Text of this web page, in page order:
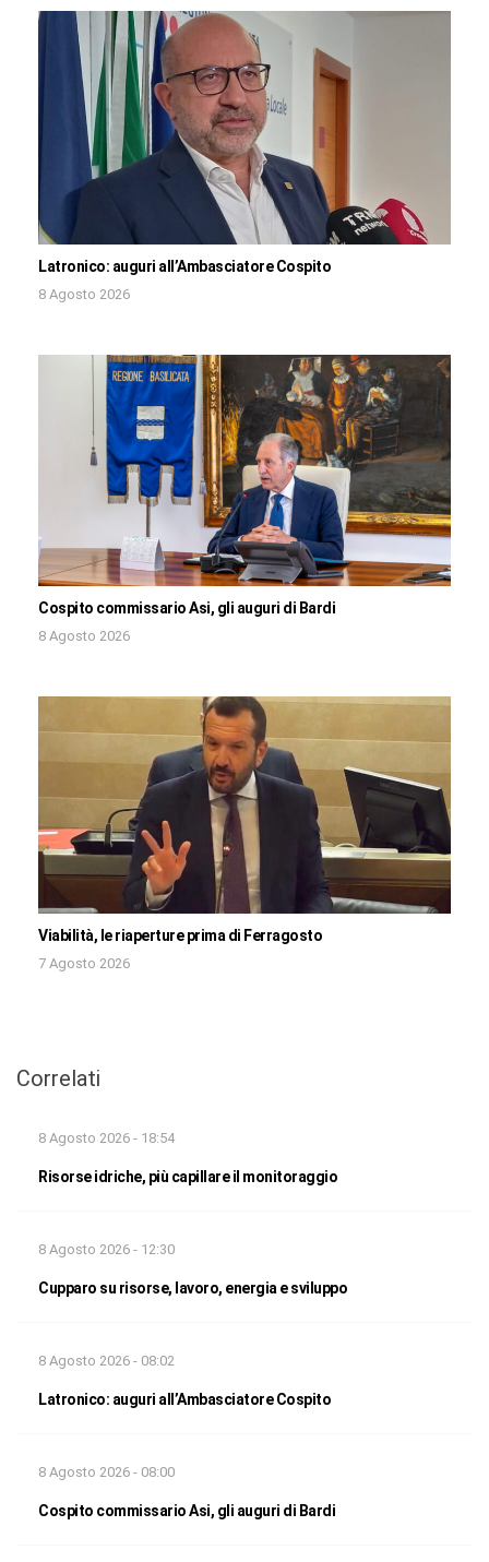
Latronico: auguri all’Ambasciatore Cospito
8 Agosto 2026
Cospito commissario Asi, gli auguri di Bardi
8 Agosto 2026
Viabilità, le riaperture prima di Ferragosto
7 Agosto 2026
Correlati
8 Agosto 2026 - 18:54
Risorse idriche, più capillare il monitoraggio
8 Agosto 2026 - 12:30
Cupparo su risorse, lavoro, energia e sviluppo
8 Agosto 2026 - 08:02
Latronico: auguri all’Ambasciatore Cospito
8 Agosto 2026 - 08:00
Cospito commissario Asi, gli auguri di Bardi